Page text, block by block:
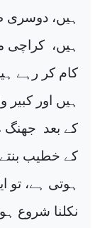
ہیں،
ہیں، کراچی
کام کر رہے
ہیں اور
کے بعد جھنگ
کے خطیب
ہوتی ہے، تو
نکلنا شروع